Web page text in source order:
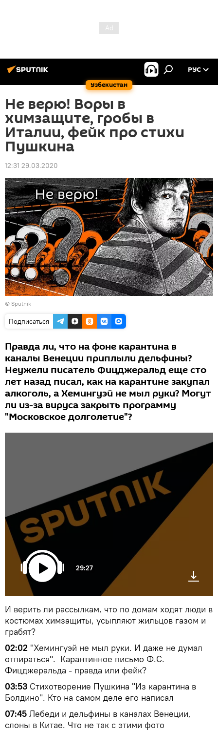
Узбекистан
РУС
Не верю! Воры в
химзащите, гробы в
Италии, фейк про стихи
Пушкина
12:31 29.03.2020
© Sputnik
Подписаться
Правда ли, что на фоне карантина в
каналы Венеции приплыли дельфины?
Неужели писатель Фицджеральд еще сто
лет назад писал, как на карантине закупал
алкоголь, а Хемингуэй не мыл руки? Могут
ли из-за вируса закрыть программу
"Московское долголетие"?
29:27
И верить ли рассылкам, что по домам ходят люди в
костюмах химзащиты, усыпляют жильцов газом и
грабят?
02:02 "Хемингуэй не мыл руки. И даже не думал
отпираться". Карантинное письмо Ф.С.
Фицджеральда - правда или фейк?
03:53 Стихотворение Пушкина "Из карантина в
Болдино". Кто на самом деле его написал
07:45 Лебеди и дельфины в каналах Венеции,
слоны в Китае. Что не так с этими фото